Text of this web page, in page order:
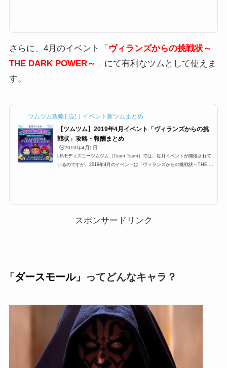
ダース・モールパルパティーン皇...
さらに、4月のイベント「 ヴィランズからの挑戦状～
THE DARK POWER～ 」にて有利なツムとして使えま
す。
ツムツム攻略日記｜イベント新ツムまとめ
【ツムツム】2019年4月イベント「ヴィランズからの挑
戦状」攻略・報酬まとめ
🕒️2019年4月5日
LINEディズニーツムツム（Tsum Tsum）では、毎月イベントが開催されて
いるのですが、2019年4月のイベントは「ヴィランズからの挑戦状～THE D
枚数:3枚+2枚の合計5枚2019年4月のイベントは「ヴィラ...
スポンサードリンク
「ダースモール」 ってどんなキャラ？